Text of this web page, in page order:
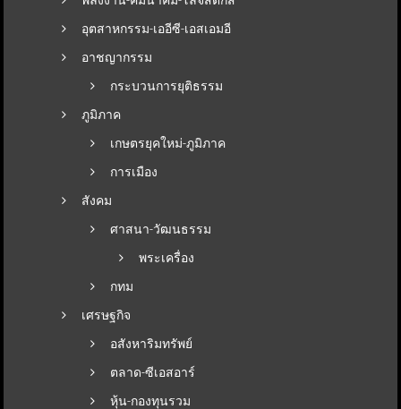
อุตสาหกรรม-เออีซี-เอสเอมอี
อาชญากรรม
กระบวนการยุติธรรม
ภูมิภาค
เกษตรยุคใหม่-ภูมิภาค
การเมือง
สังคม
ศาสนา-วัฒนธรรม
พระเครื่อง
กทม
เศรษฐกิจ
อสังหาริมทรัพย์
ตลาด-ซีเอสอาร์
หุ้น-กองทุนรวม